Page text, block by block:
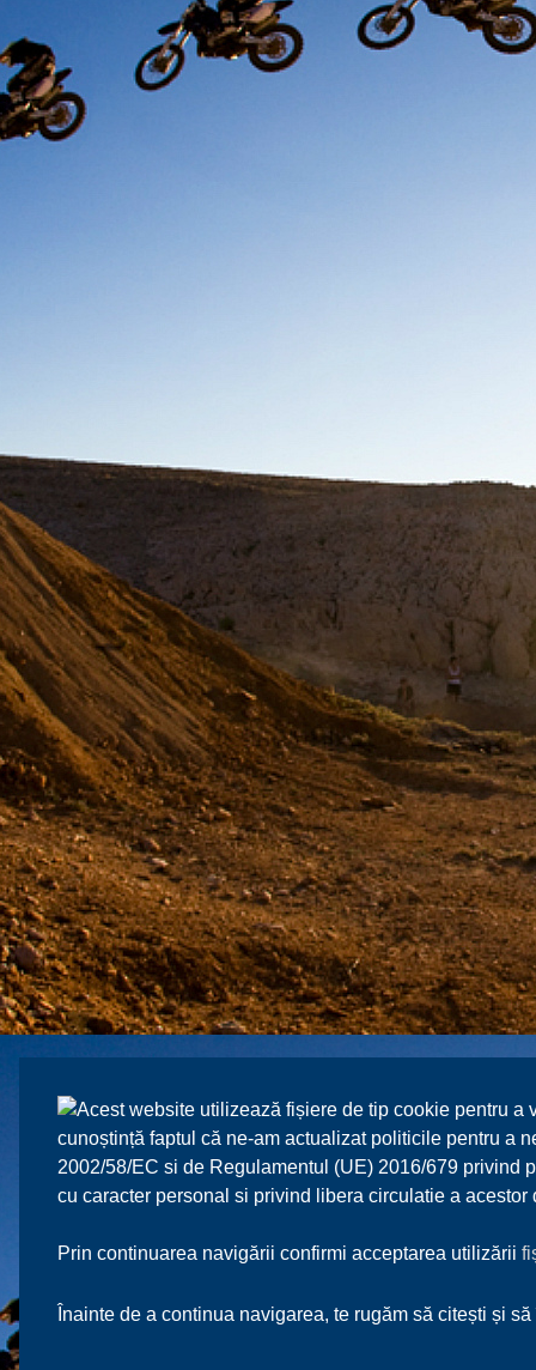
Acest website utilizează fișiere de tip cookie pentru
cunoștință faptul că ne-am actualizat politicile pentru a
2002/58/EC si de Regulamentul (UE) 2016/679 privind
cu caracter personal si privind libera circulatie a
Prin continuarea navigării confirmi acceptarea utilizării
Înainte de a continua navigarea, te rugăm să citești și